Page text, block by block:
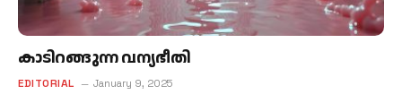
കാടിറങ്ങുന്ന വന്യഭീതി
EDITORIAL January 9, 2025